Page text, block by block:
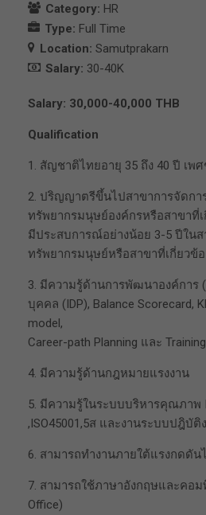
Category: HR
Type: Full Time
Location: Samutprakarn
Salary: 30-40K
Salary: 30,000-40,000 THB
Qualification
1. สัญชาติไทยอายุ 35 ถึง 40 ปี เพ
2. ปริญญาตรีขึ้นไปสาขาการจัดก
ทรัพยากรมนุษย์องค์กรหรือสาขาที่เ
มีประสบการณ์อย่างน้อย 3-5 ปีใน
ทรัพยากรมนุษย์หรือสาขาที่เกี่ยวข้อ
3. มีความรู้ด้านการพัฒนาองค์การ
บุคคล (IDP), Balance Scorecard,
model,
Career-path Planning และ
4. มีความรู้ด้านกฎหมายแรงงาน
5. มีความรู้ในระบบบริหารคุณภาพ
,ISO45001,5ส และงานระบบปฎิบัติ
6. สามารถทำงานภายใต้แรงกดดัน
7. สามารถใช้ภาษาอังกฤษและคอม
Office)